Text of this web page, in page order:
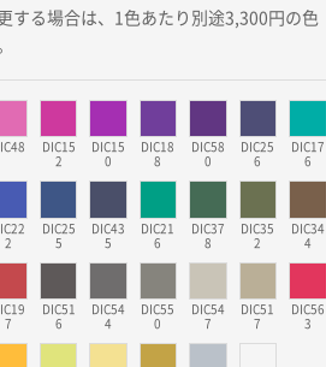
する場合は、1色あたり別途3,300円の色
DIC15
2
DIC15
0
DIC18
8
DIC58
0
DIC25
6
DIC17
6
2
DIC25
5
DIC43
5
DIC21
6
DIC37
8
DIC35
2
DIC34
4
7
DIC51
6
DIC54
4
DIC55
0
DIC54
7
DIC51
7
DIC56
3